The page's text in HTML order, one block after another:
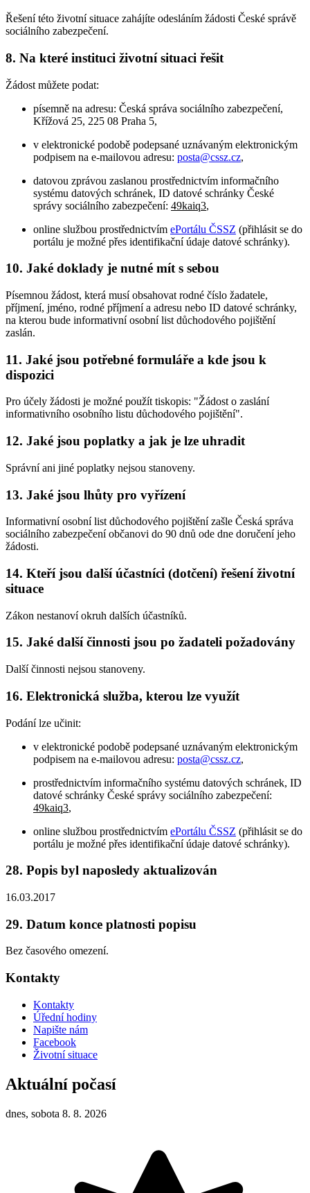
Řešení této životní situace zahájíte odesláním žádosti České správě
sociálního zabezpečení.
8. Na které instituci životní situaci řešit
Žádost můžete podat:
písemně na adresu: Česká správa sociálního zabezpečení,
Křížová 25, 225 08 Praha 5,
v elektronické podobě podepsané uznávaným elektronickým
podpisem na e-mailovou adresu: posta@cssz.cz,
datovou zprávou zaslanou prostřednictvím informačního
systému datových schránek, ID datové schránky České
správy sociálního zabezpečení: 49kaiq3,
online službou prostřednictvím ePortálu ČSSZ (přihlásit se do
portálu je možné přes identifikační údaje datové schránky).
10. Jaké doklady je nutné mít s sebou
Písemnou žádost, která musí obsahovat rodné číslo žadatele,
příjmení, jméno, rodné příjmení a adresu nebo ID datové schránky,
na kterou bude informativní osobní list důchodového pojištění
zaslán.
11. Jaké jsou potřebné formuláře a kde jsou k
dispozici
Pro účely žádosti je možné použít tiskopis: "Žádost o zaslání
informativního osobního listu důchodového pojištění".
12. Jaké jsou poplatky a jak je lze uhradit
Správní ani jiné poplatky nejsou stanoveny.
13. Jaké jsou lhůty pro vyřízení
Informativní osobní list důchodového pojištění zašle Česká správa
sociálního zabezpečení občanovi do 90 dnů ode dne doručení jeho
žádosti.
14. Kteří jsou další účastníci (dotčení) řešení životní
situace
Zákon nestanoví okruh dalších účastníků.
15. Jaké další činnosti jsou po žadateli požadovány
Další činnosti nejsou stanoveny.
16. Elektronická služba, kterou lze využít
Podání lze učinit:
v elektronické podobě podepsané uznávaným elektronickým
podpisem na e-mailovou adresu: posta@cssz.cz,
prostřednictvím informačního systému datových schránek, ID
datové schránky České správy sociálního zabezpečení:
49kaiq3,
online službou prostřednictvím ePortálu ČSSZ (přihlásit se do
portálu je možné přes identifikační údaje datové schránky).
28. Popis byl naposledy aktualizován
16.03.2017
29. Datum konce platnosti popisu
Bez časového omezení.
Kontakty
Kontakty
Úřední hodiny
Napište nám
Facebook
Životní situace
Aktuální počasí
dnes, sobota 8. 8. 2026